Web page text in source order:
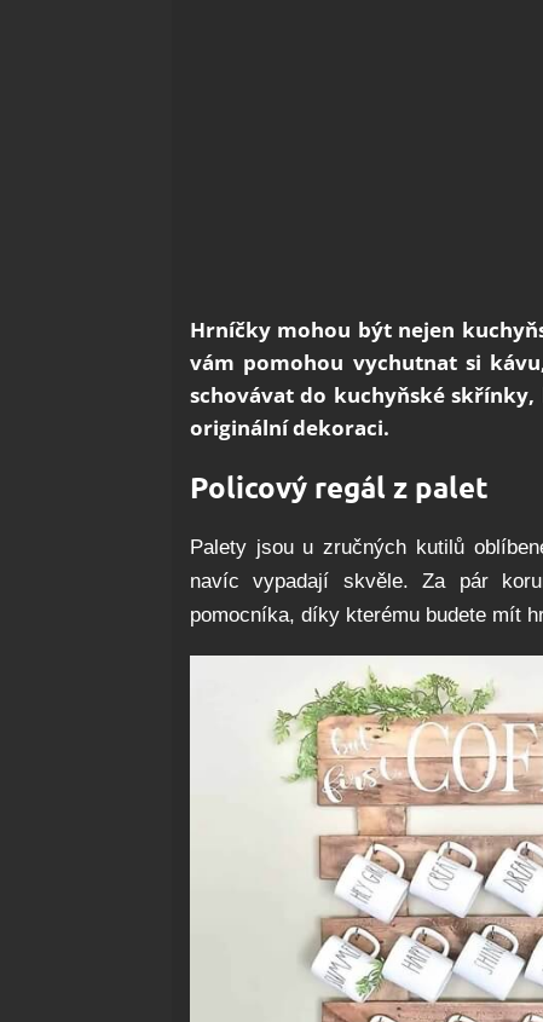
Hrníčky mohou být nejen
vám pomohou vychutnat si
schovávat do kuchyňské
originální dekoraci.
Policový regál z palet
Palety jsou u zručných kutilů
navíc vypadají skvěle. Za pár
pomocníka, díky kterému budete mít